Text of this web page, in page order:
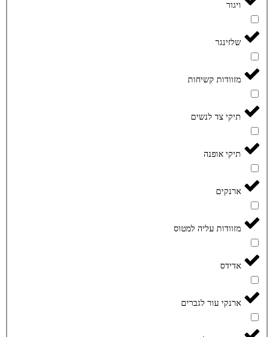
ויגור
שלזינגר
מזוודות קשיחות
תיקי צד לנשים
תיקי אופנה
ארנקים
מזוודות עליה למטוס
אדידס
ארנקי עור לגברים